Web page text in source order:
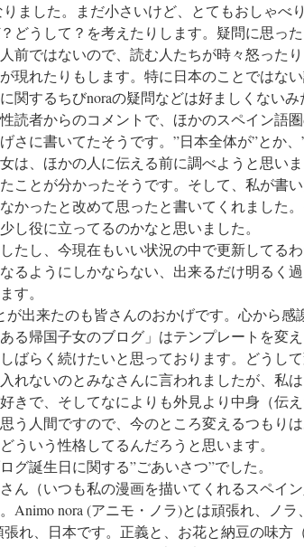
りました。まだ小さいけど、とてもおしゃべ
どうして？を考えたりします。疑問に思っ
前ではないので、読む人たちが時々怒った
現れたりもします。特に日本のことではな
関するちびnoraの疑問などは好ましくないみ
読者からのコメントで、ほかのスペイン語
さに書いてたそうです。”日本全体が”とか
は、ほかの人に伝える前に調べようと思い
ことが分かったそうです。そして、私が書
かったと改めて思ったと書いてくれました
し役に立ってるのかなと思いました。
たし、今現在もいい状況の中で更新してる
るようにしかならない、出来るだけ明るく
す。
が出来たのも皆さんのおかげです。心から感
る帰国子女のブログ」はテンプレートを変
ばらく続けたいと思っております。どうし
れないのとみなさんに言われましたが、私
きで、そしてなによりも外見より中身（伝
う人間ですので、今のところ変えるつもり
ういう性格してるんだろうと思います。
グ誕生日に関する”ごあいさつ”でした。
ん（いつも私の漫画を描いてくれるスペイ
Animo nora (アニモ・ノラ)とは頑張れ、ノラ
れ、日本です。正義と、お花と納豆の味方